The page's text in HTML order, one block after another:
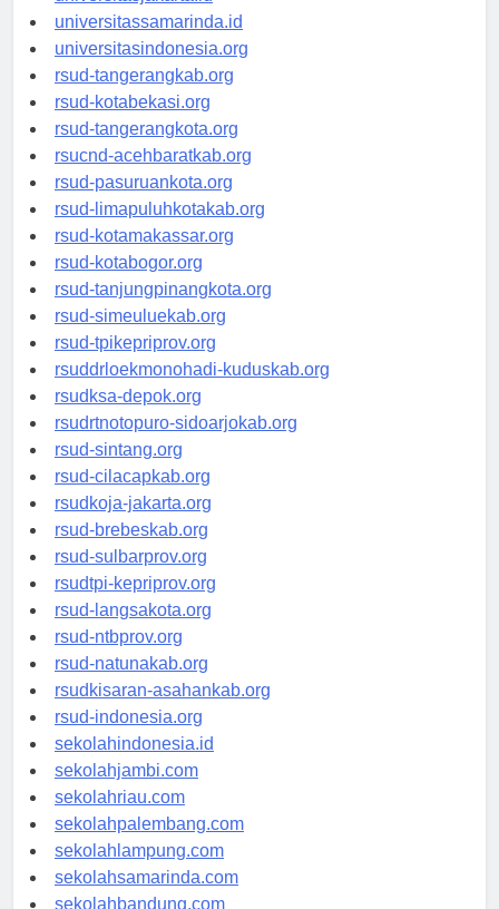
universitasjakarta.id
universitassamarinda.id
universitasindonesia.org
rsud-tangerangkab.org
rsud-kotabekasi.org
rsud-tangerangkota.org
rsucnd-acehbaratkab.org
rsud-pasuruankota.org
rsud-limapuluhkotakab.org
rsud-kotamakassar.org
rsud-kotabogor.org
rsud-tanjungpinangkota.org
rsud-simeuluekab.org
rsud-tpikepriprov.org
rsuddrloekmonohadi-kuduskab.org
rsudksa-depok.org
rsudrtnotopuro-sidoarjokab.org
rsud-sintang.org
rsud-cilacapkab.org
rsudkoja-jakarta.org
rsud-brebeskab.org
rsud-sulbarprov.org
rsudtpi-kepriprov.org
rsud-langsakota.org
rsud-ntbprov.org
rsud-natunakab.org
rsudkisaran-asahankab.org
rsud-indonesia.org
sekolahindonesia.id
sekolahjambi.com
sekolahriau.com
sekolahpalembang.com
sekolahlampung.com
sekolahsamarinda.com